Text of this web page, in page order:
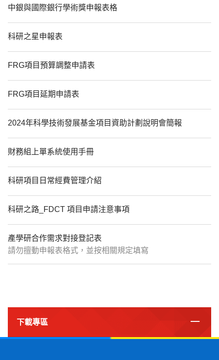
中銀與國際銀行學術獎申報表格
科研之星申報表
FRG項目預算調整申請表
FRG項目延期申請表
2024年科學技術發展基金項目資助計劃說明會簡報
財務組上單系統使用手冊
科研項目日常經費管理介紹
科研之路_FDCT 項目申請注意事項
產學研合作需求對接登記表
請勿擅動申報表格式，並按相關規定填寫
下載專區